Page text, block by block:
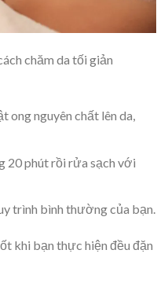
chăm da tối giản
ong nguyên chất lên da,
20 phút rồi rửa sạch với
trình bình thường của bạn.
khi bạn thực hiện đều đặn